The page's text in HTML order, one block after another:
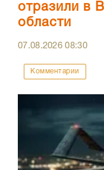
отразили в
области
07.08.202608:30
Комментарии